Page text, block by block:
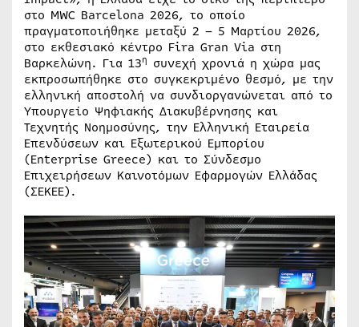
στο MWC Barcelona 2026, το οποίο
πραγματοποιήθηκε μεταξύ 2 – 5 Μαρτίου 2026,
στο εκθεσιακό κέντρο Fira Gran Via στη
Βαρκελώνη. Για 13η συνεχή χρονιά η χώρα μας
εκπροσωπήθηκε στο συγκεκριμένο θεσμό, με την
ελληνική αποστολή να συνδιοργανώνεται από το
Υπουργείο Ψηφιακής Διακυβέρνησης και
Τεχνητής Νοημοσύνης, την Ελληνική Εταιρεία
Επενδύσεων και Εξωτερικού Εμπορίου
(Enterprise Greece) και το Σύνδεσμο
Επιχειρήσεων Καινοτόμων Εφαρμογών Ελλάδας
(ΣΕΚΕΕ).